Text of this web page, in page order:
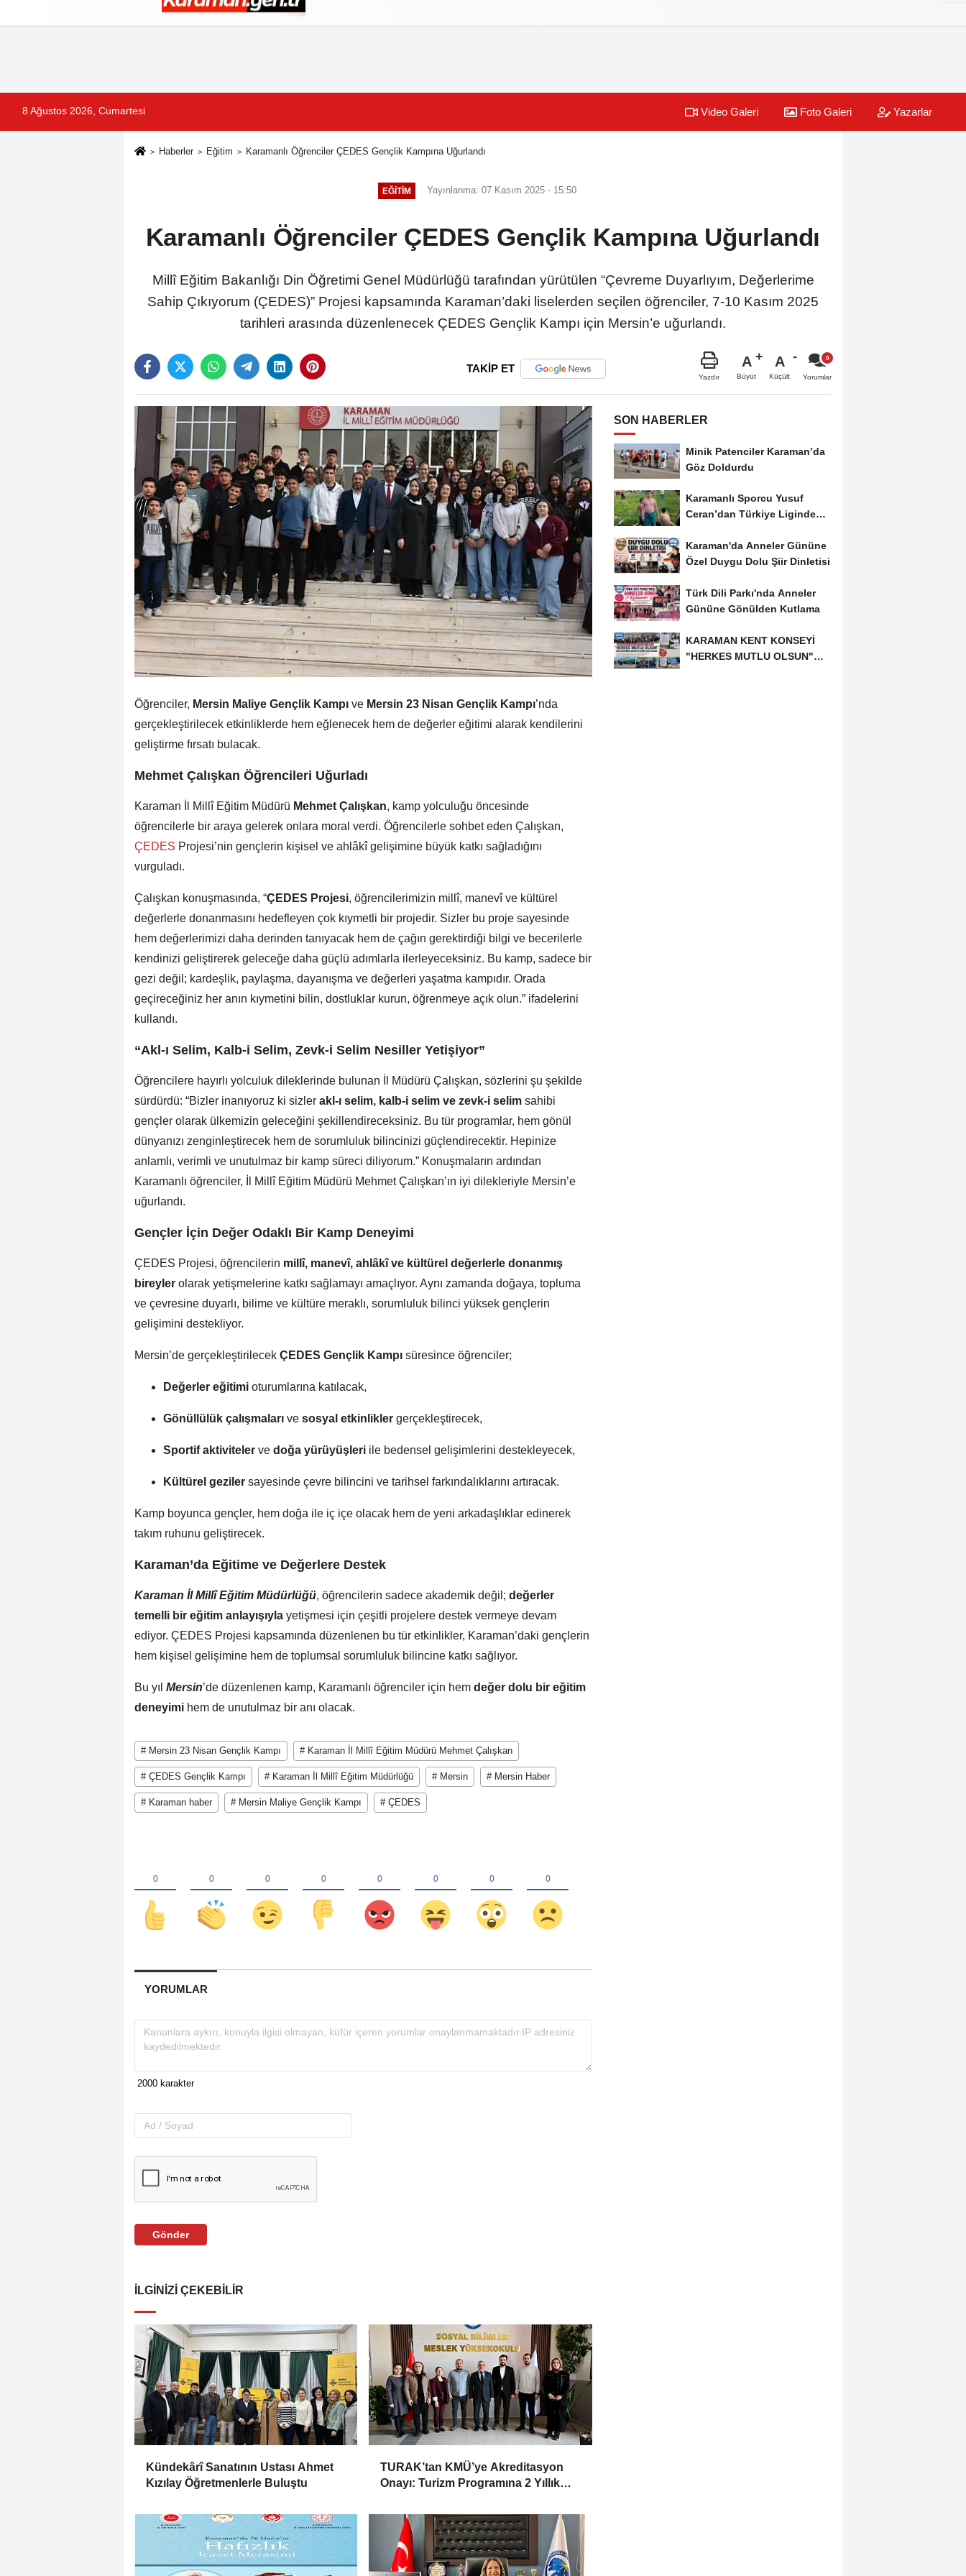
Künye İletişim Çerez Politikası
8 Ağustos 2026, Cumartesi Video Galeri Foto Galeri Yazarlar
Haberler Eğitim Karamanlı Öğrenciler ÇEDES Gençlik Kampına Uğurlandı
EĞITIM Yayınlanma: 07 Kasım 2025 - 15:50
Karamanlı Öğrenciler ÇEDES Gençlik Kampına Uğurlandı
Millî Eğitim Bakanlığı Din Öğretimi Genel Müdürlüğü tarafından yürütülen “Çevreme Duyarlıyım, Değerlerime
Sahip Çıkıyorum (ÇEDES)” Projesi kapsamında Karaman’daki liselerden seçilen öğrenciler, 7-10 Kasım 2025
tarihleri arasında düzenlenecek ÇEDES Gençlik Kampı için Mersin’e uğurlandı.
TAKİP ET
Yazdır
A
Büyüt
A
Küçült Yorumlar
Öğrenciler, Mersin Maliye Gençlik Kampı ve Mersin 23 Nisan Gençlik Kampı’nda
gerçekleştirilecek etkinliklerde hem eğlenecek hem de değerler eğitimi alarak kendilerini
geliştirme fırsatı bulacak.
Mehmet Çalışkan Öğrencileri Uğurladı
Karaman İl Millî Eğitim Müdürü Mehmet Çalışkan, kamp yolculuğu öncesinde
öğrencilerle bir araya gelerek onlara moral verdi. Öğrencilerle sohbet eden Çalışkan,
ÇEDES Projesi’nin gençlerin kişisel ve ahlâkî gelişimine büyük katkı sağladığını
vurguladı.
Çalışkan konuşmasında, “ÇEDES Projesi, öğrencilerimizin millî, manevî ve kültürel
değerlerle donanmasını hedefleyen çok kıymetli bir projedir. Sizler bu proje sayesinde
hem değerlerimizi daha derinden tanıyacak hem de çağın gerektirdiği bilgi ve becerilerle
kendinizi geliştirerek geleceğe daha güçlü adımlarla ilerleyeceksiniz. Bu kamp, sadece bir
gezi değil; kardeşlik, paylaşma, dayanışma ve değerleri yaşatma kampıdır. Orada
geçireceğiniz her anın kıymetini bilin, dostluklar kurun, öğrenmeye açık olun.” ifadelerini
kullandı.
“Akl-ı Selim, Kalb-i Selim, Zevk-i Selim Nesiller Yetişiyor”
Öğrencilere hayırlı yolculuk dileklerinde bulunan İl Müdürü Çalışkan, sözlerini şu şekilde
sürdürdü: “Bizler inanıyoruz ki sizler akl-ı selim, kalb-i selim ve zevk-i selim sahibi
gençler olarak ülkemizin geleceğini şekillendireceksiniz. Bu tür programlar, hem gönül
dünyanızı zenginleştirecek hem de sorumluluk bilincinizi güçlendirecektir. Hepinize
anlamlı, verimli ve unutulmaz bir kamp süreci diliyorum.” Konuşmaların ardından
Karamanlı öğrenciler, İl Millî Eğitim Müdürü Mehmet Çalışkan’ın iyi dilekleriyle Mersin’e
uğurlandı.
Gençler İçin Değer Odaklı Bir Kamp Deneyimi
ÇEDES Projesi, öğrencilerin millî, manevî, ahlâkî ve kültürel değerlerle donanmış
bireyler olarak yetişmelerine katkı sağlamayı amaçlıyor. Aynı zamanda doğaya, topluma
ve çevresine duyarlı, bilime ve kültüre meraklı, sorumluluk bilinci yüksek gençlerin
gelişimini destekliyor.
Mersin’de gerçekleştirilecek ÇEDES Gençlik Kampı süresince öğrenciler;
Değerler eğitimi oturumlarına katılacak,
Gönüllülük çalışmaları ve sosyal etkinlikler gerçekleştirecek,
Sportif aktiviteler ve doğa yürüyüşleri ile bedensel gelişimlerini destekleyecek,
Kültürel geziler sayesinde çevre bilincini ve tarihsel farkındalıklarını artıracak.
Kamp boyunca gençler, hem doğa ile iç içe olacak hem de yeni arkadaşlıklar edinerek
takım ruhunu geliştirecek.
Karaman’da Eğitime ve Değerlere Destek
Karaman İl Millî Eğitim Müdürlüğü, öğrencilerin sadece akademik değil; değerler
temelli bir eğitim anlayışıyla yetişmesi için çeşitli projelere destek vermeye devam
ediyor. ÇEDES Projesi kapsamında düzenlenen bu tür etkinlikler, Karaman’daki gençlerin
hem kişisel gelişimine hem de toplumsal sorumluluk bilincine katkı sağlıyor.
Bu yıl Mersin’de düzenlenen kamp, Karamanlı öğrenciler için hem değer dolu bir eğitim
deneyimi hem de unutulmaz bir anı olacak.
# Mersin 23 Nisan Gençlik Kampı # Karaman İl Millî Eğitim Müdürü Mehmet Çalışkan
# ÇEDES Gençlik Kampı # Karaman İl Millî Eğitim Müdürlüğü # Mersin # Mersin Haber
# Karaman haber # Mersin Maliye Gençlik Kampı # ÇEDES
YORUMLAR
Gönder
İLGINIZI ÇEKEBILIR
Kündekârî Sanatının Ustası Ahmet
Kızılay Öğretmenlerle Buluştu
TURAK’tan KMÜ’ye Akreditasyon
Onayı: Turizm Programına 2 Yıllık
SON HABERLER
Minik Patenciler Karaman’da
Göz Doldurdu
Karamanlı Sporcu Yusuf
Ceran’dan Türkiye Liginde
Karaman'da Anneler Gününe
Özel Duygu Dolu Şiir Dinletisi
Türk Dili Parkı'nda Anneler
Gününe Gönülden Kutlama
KARAMAN KENT KONSEYİ
"HERKES MUTLU OLSUN"